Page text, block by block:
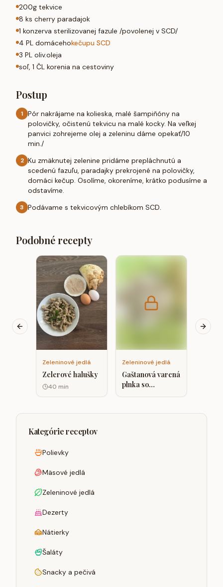
200g tekvice
8 ks cherry paradajok
1 konzerva sterilizovanej fazule /povolenej v SCD/
4 PL domácehokečupu SCD
3 PL oliv.oleja
soľ, 1 ČL korenia na cestoviny
Postup
1
Pór nakrájame na kolieska, malé šampiňóny na
polovičky, očistenú tekvicu na malé kocky. Na veľkej
panvici zohrejeme olej a zeleninu dáme opekať/10
min./
2 Ku zmäknutej zelenine pridáme prepláchnutú a
scedenú fazuľu, paradajky prekrojené na polovičky,
domáci kečup. Osolíme, okoreníme, krátko podusíme a
odstavíme.
3 Podávame s tekvicovým chlebíkom SCD.
Podobné recepty
Zeleninové jedlá
Zelerové halušky
40 min
Zeleninové jedlá
Gaštanová varená
plnka so
špenátom a
proteínom.
Previous slide Next
Kategórie receptov
Polievky
Mäsové jedlá
Zeleninové jedlá
Dezerty
Nátierky
Šaláty
Snacky a pečivá